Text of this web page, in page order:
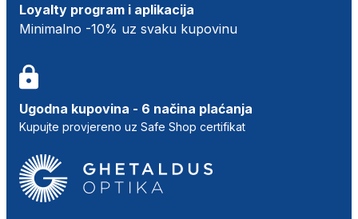
Loyalty program i aplikacija
Minimalno -10% uz svaku kupovinu
Ugodna kupovina - 6 načina plaćanja
Kupujte provjereno uz Safe Shop certifikat